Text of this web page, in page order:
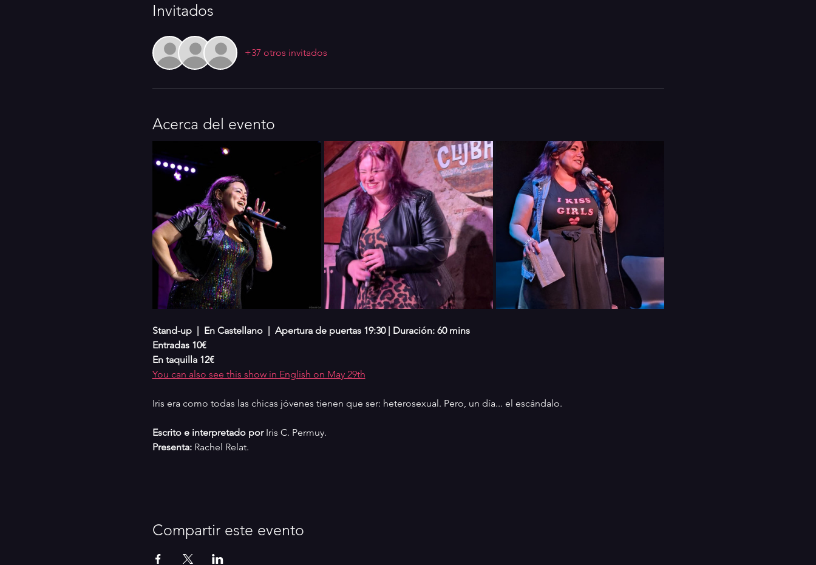
Invitados
+37 otros invitados
Acerca del evento
Stand-up  |  En Castellano  |  Apertura de puertas 19:30 | Duración: 60 mins
Entradas 10€
En taquilla 12€
You can also see this show in English on May 29th
Iris era como todas las chicas jóvenes tienen que ser: heterosexual. Pero, un día... el escándalo.
Escrito e interpretado por Iris C. Permuy.
Presenta: Rachel Relat.
Compartir este evento